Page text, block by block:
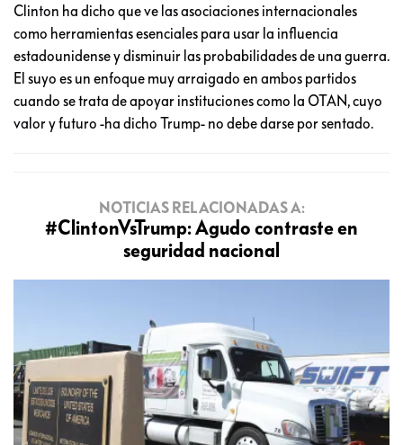
Clinton ha dicho que ve las asociaciones internacionales
como herramientas esenciales para usar la influencia
estadounidense y disminuir las probabilidades de una guerra.
El suyo es un enfoque muy arraigado en ambos partidos
cuando se trata de apoyar instituciones como la OTAN, cuyo
valor y futuro -ha dicho Trump- no debe darse por sentado.
NOTICIAS RELACIONADAS A:
#ClintonVsTrump: Agudo contraste en
seguridad nacional